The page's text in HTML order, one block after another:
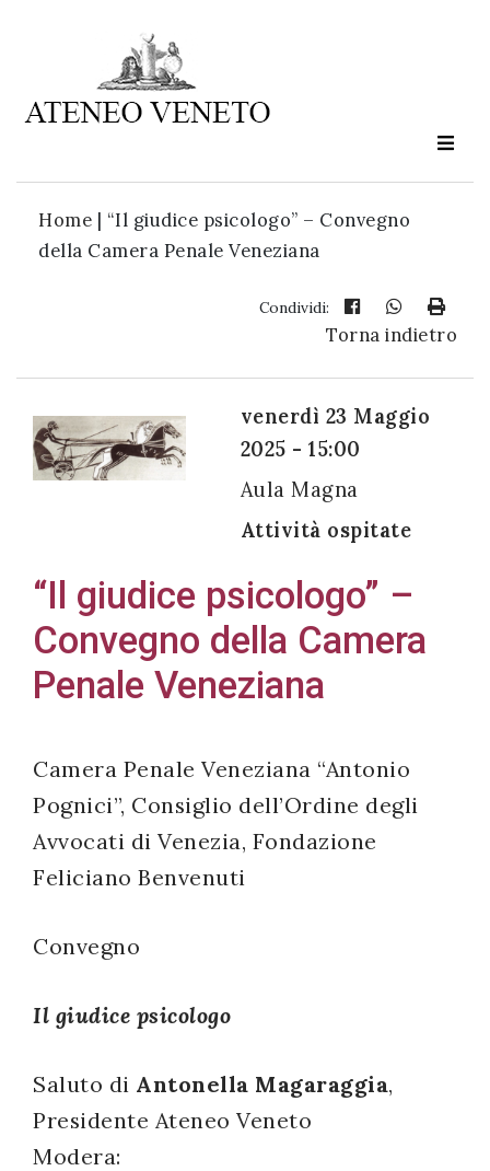
Home | “Il giudice psicologo” – Convegno
della Camera Penale Veneziana
Condividi:
Torna indietro
venerdì 23 Maggio
2025 - 15:00
Aula Magna
Attività ospitate
“Il giudice psicologo” –
Convegno della Camera
Penale Veneziana
Camera Penale Veneziana “Antonio
Pognici”, Consiglio dell’Ordine degli
Avvocati di Venezia, Fondazione
Feliciano Benvenuti
Convegno
Il giudice psicologo
Saluto di Antonella Magaraggia,
Presidente Ateneo Veneto
Modera:
Ateneo
è
cultura
Acconsento
all'uso dei
miei dati
personali in
con il
decreto
legislativo
Registrazione
successo!